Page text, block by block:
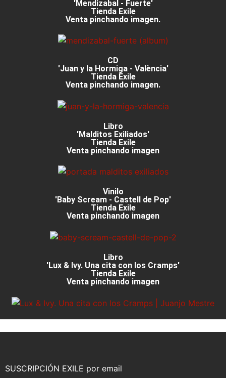
'Mendizabal - Fuerte'
Tienda Exile
Venta pinchando imagen.
CD
'Juan y la Hormiga - València'
Tienda Exile
Venta pinchando imagen.
Libro
'Malditos Exiliados'
Tienda Exile
Venta pinchando imagen
Vinilo
'Baby Scream - Castell de Pop'
Tienda Exile
Venta pinchando imagen
Libro
'Lux & Ivy. Una cita con los Cramps'
Tienda Exile
Venta pinchando imagen
SUSCRIPCIÓN EXILE por email